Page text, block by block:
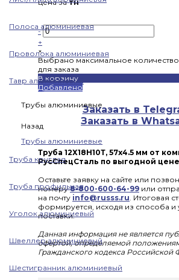
Полоса алюминиевая
Проволока алюминиевая
Тавр алюминиевый
Трубы алюминиевые
Назад
Трубы алюминиевые
Труба круглая
Труба профильная
Уголок алюминиевый
Швеллер алюминиевый
Шестигранник алюминиевый
цена затн
-
+
×
Выбрано максимальное
для заказа
В корзину
Добавлено
Заказать в
Заказать в
Труба 12Х18Н10Т, 57х4.5 мм от
РусСпецСталь по выгодной
Оставьте заявку на сайте или
номеру8-800-600-64-99 или
на почту info@russs.ru. Итоговая
формируется, исходя из способа и
поставки.
Данная информация не является
офертой, определяемой
Гражданского кодекса Российской